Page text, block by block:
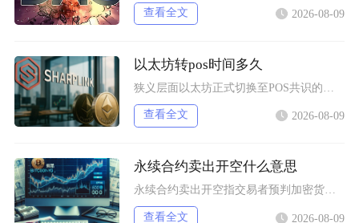
查看全文 2026-08-09
以太坊转pos时间多久
查看全文 2026-08-09
永续合约卖出开空什么意思
永续合约卖出开空指交易者预判加密货币价格下行，通过卖出合约建立空头仓位，依靠开仓价与下跌后
查看全文 2026-08-09